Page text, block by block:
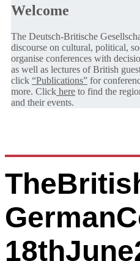
Welcome
The Deutsch-Britische
discourse on cultural, political,
organise conferences with
as well as lectures of British
click “Publications” for
more. Click here to find the
and their events.